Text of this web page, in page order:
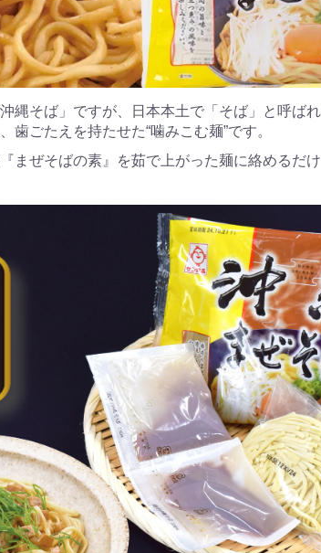
縄そば」ですが、日本本土で「そば」と呼ば
歯ごたえを持たせた“噛みこむ麺”です。
まぜそばの素』を茹で上がった麺に絡めるだ